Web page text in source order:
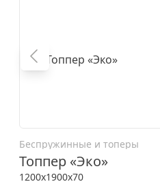
Беспружинные и топеры
Топпер «Эко»
1200x1900x70